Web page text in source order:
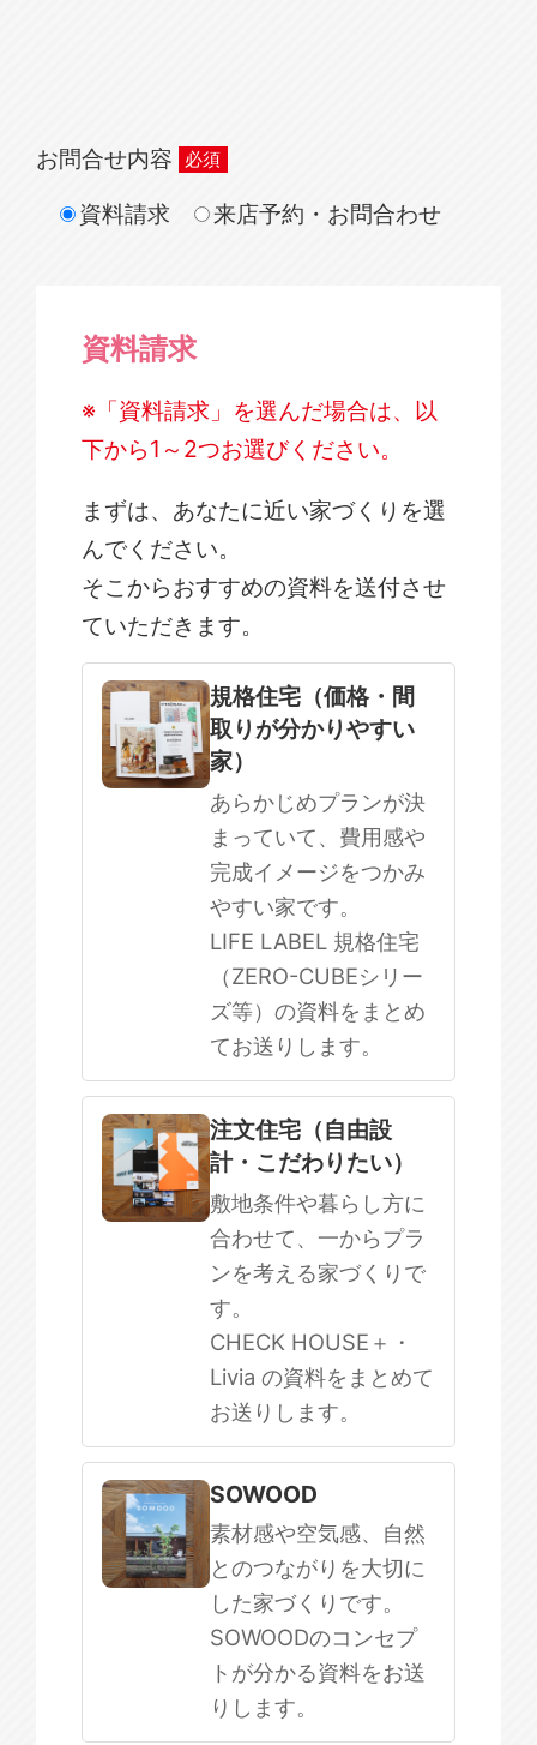
お問合せ内容
資料請求
来店予約・お問合わせ
資料請求
※「資料請求」を選んだ場合は、以
下から1～2つお選びください。
まずは、あなたに近い家づくりを選
んでください。
そこからおすすめの資料を送付させ
ていただきます。
規格住宅
注文住宅
SOWOOD
まだ何も決まっていない
規格住宅（価格・間
取りが分かりやすい
家）
あらかじめプランが決
まっていて、費用感や
完成イメージをつかみ
やすい家です。
LIFE LABEL 規格住宅
（ZERO-CUBEシリー
ズ等）の資料をまとめ
てお送りします。
注文住宅（自由設
計・こだわりたい）
敷地条件や暮らし方に
合わせて、一からプラ
ンを考える家づくりで
す。
CHECK HOUSE＋・
Livia の資料をまとめて
お送りします。
SOWOOD
素材感や空気感、自然
とのつながりを大切に
した家づくりです。
SOWOODのコンセプ
トが分かる資料をお送
りします。